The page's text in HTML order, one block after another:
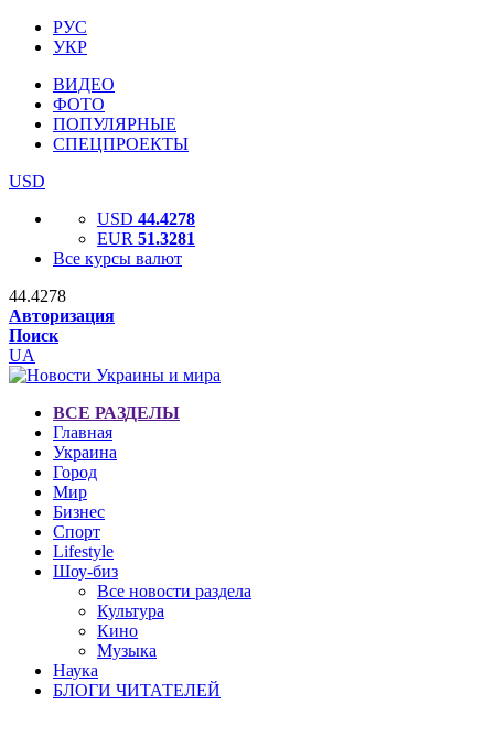
РУС
УКР
ВИДЕО
ФОТО
ПОПУЛЯРНЫЕ
СПЕЦПРОЕКТЫ
USD
USD 44.4278
EUR 51.3281
Все курсы валют
44.4278
Авторизация
Поиск
UA
ВСЕ РАЗДЕЛЫ
Главная
Украина
Город
Мир
Бизнес
Спорт
Lifestyle
Шоу-биз
Все новости раздела
Культура
Кино
Музыка
Наука
БЛОГИ ЧИТАТЕЛЕЙ